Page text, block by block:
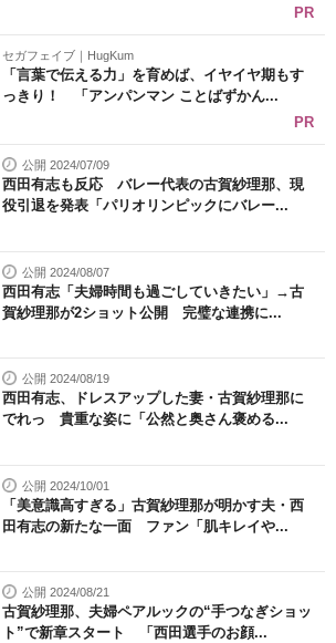
PR
セガフェイブ｜HugKum
「言葉で伝える力」を育めば、イヤイヤ期もす
っきり！ 「アンパンマン ことばずかん...
PR
公開 2024/07/09
西田有志も反応 バレー代表の古賀紗理那、現
役引退を発表「パリオリンピックにバレー...
公開 2024/08/07
西田有志「夫婦時間も過ごしていきたい」→古
賀紗理那が2ショット公開 完璧な連携に...
公開 2024/08/19
西田有志、ドレスアップした妻・古賀紗理那に
でれっ 貴重な姿に「公然と奥さん褒める...
公開 2024/10/01
「美意識高すぎる」古賀紗理那が明かす夫・西
田有志の新たな一面 ファン「肌キレイや...
公開 2024/08/21
古賀紗理那、夫婦ペアルックの“手つなぎショッ
ト”で新章スタート 「西田選手のお顔...